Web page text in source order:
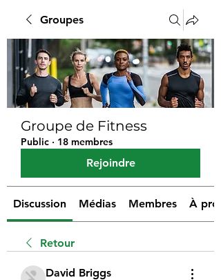
Groupes
Groupe de Fitness
Public · 18 membres
Rejoindre
Discussion Médias Membres À
Retour
David Briggs